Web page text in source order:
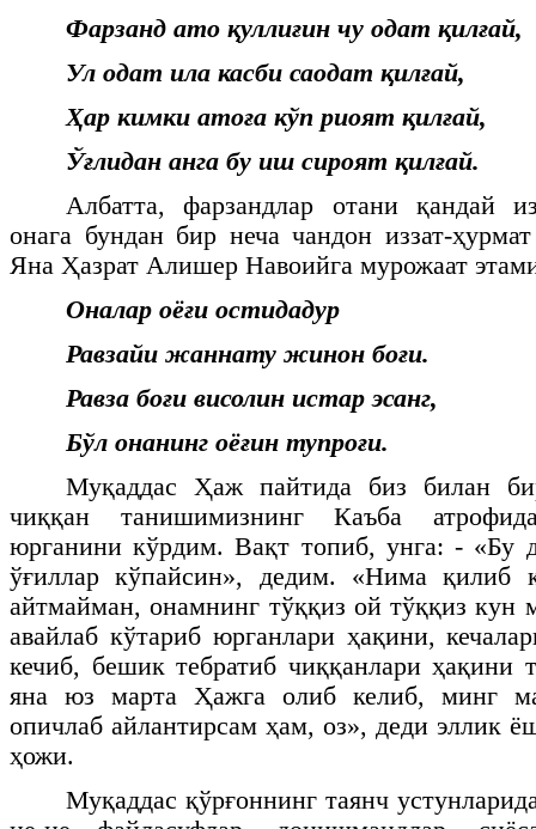
Фарзанд ато қуллиғин чу одат қилғай,
Ул одат ила касби саодат қилғай,
Ҳар кимки атоға кўп риоят қилғай,
Ўғлидан анга бу иш сироят қилғай.
Албатта, фарзандлар отани қандай
онага бундан бир неча чандон иззат-
Яна Ҳазрат Алишер Навоийга мурожаат
Оналар оёғи остидадур
Равзайи жаннату жинон боғи.
Равза боғи висолин истар эсанг,
Бўл онанинг оёғин тупроғи.
Муқаддас Ҳаж пайтида биз билан
чиққан танишимизнинг Каъба
юрганини кўрдим. Вақт топиб, унга: - «Бу
ўғиллар кўпайсин», дедим. «Нима қилиб
айтмайман, онамнинг тўққиз ой тўққиз кун
авайлаб кўтариб юрганлари ҳақини,
кечиб, бешик тебратиб чиққанлари
яна юз марта Ҳажга олиб келиб, минг
опичлаб айлантирсам ҳам, оз», деди эллик
ҳожи.
Муқаддас қўрғоннинг таянч